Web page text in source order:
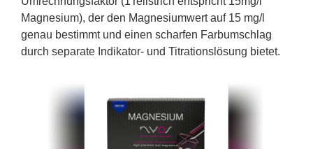
Magnesium), der den Magnesiumwert auf 15 mg/l
genau bestimmt und einen scharfen Farbumschlag
durch separate Indikator- und Titrationslösung bietet.